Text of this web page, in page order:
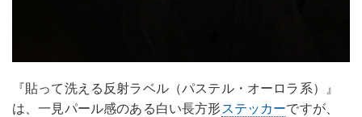
『貼って洗える反射ラベル（パステル・オーロラ系）』
は、一見パール感のある白い長方形ステッカーですが、